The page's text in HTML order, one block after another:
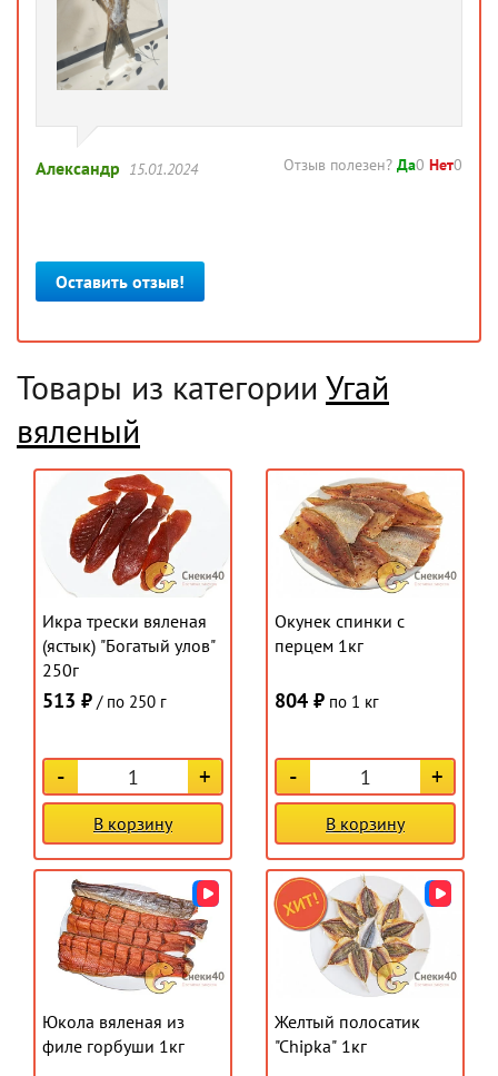
Александр 15.01.2024 Отзыв полезен? Да0 Нет0
Оставить отзыв!
Товары из категории Угай
вяленый
Икра трески вяленая
(ястык) "Богатый улов"
250г
513 ₽ / по 250 г
- +
В корзину
Окунек спинки с
перцем 1кг
804 ₽ по 1 кг
- +
В корзину
Юкола вяленая из
филе горбуши 1кг
Желтый полосатик
"Chipka" 1кг